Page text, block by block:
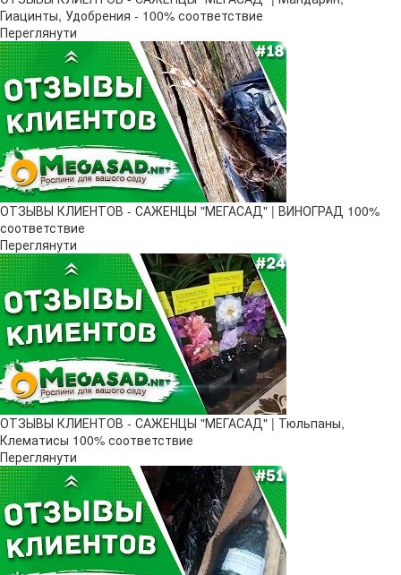
Гиацинты, Удобрения - 100% соответствие
Переглянути
ОТЗЫВЫ КЛИЕНТОВ - САЖЕНЦЫ "МЕГАСАД" | ВИНОГРАД 100%
соответствие
Переглянути
ОТЗЫВЫ КЛИЕНТОВ - САЖЕНЦЫ "МЕГАСАД" | Тюльпаны,
Клематисы 100% соответствие
Переглянути